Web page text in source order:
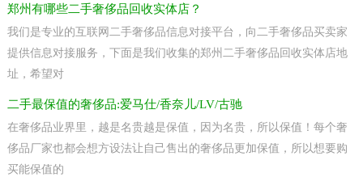
郑州有哪些二手奢侈品回收实体店？
我们是专业的互联网二手奢侈品信息对接平台，向二手奢侈品买卖家
提供信息对接服务，下面是我们收集的郑州二手奢侈品回收实体店地
址，希望对
二手最保值的奢侈品:爱马仕/香奈儿/LV/古驰
在奢侈品业界里，越是名贵越是保值，因为名贵，所以保值！每个奢
侈品厂家也都会想方设法让自己售出的奢侈品更加保值，所以想要购
买能保值的